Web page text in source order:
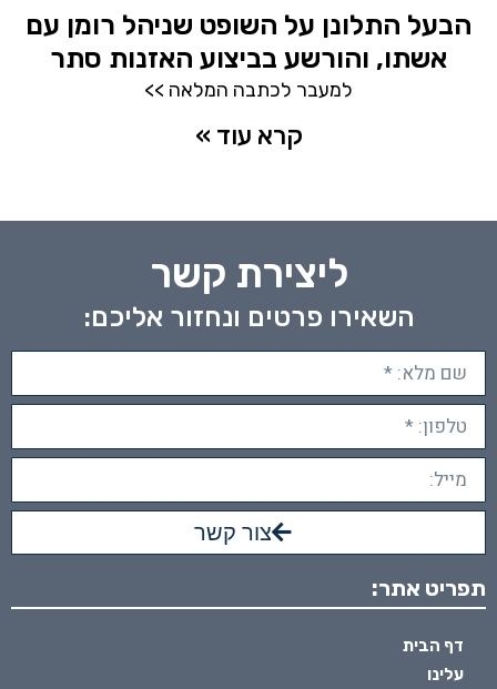
הבעל התלונן על השופט שניהל רומן עם
אשתו, והורשע בביצוע האזנות סתר
למעבר לכתבה המלאה >>
קרא עוד »
ליצירת קשר
השאירו פרטים ונחזור אליכם:
צור קשר
תפריט אתר:
דף הבית
עלינו